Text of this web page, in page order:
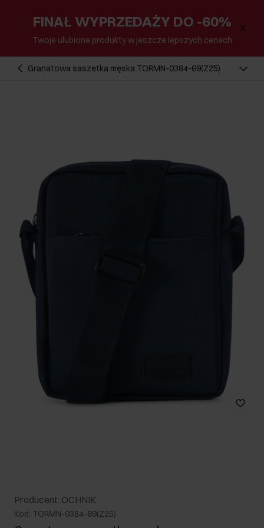
FINAŁ WYPRZEDAŻY DO -60%
Twoje ulubione produkty w jeszcze lepszych cenach
Granatowa saszetka męska TORMN-0384-69(Z25)
Producent: OCHNIK
Kod: TORMN-0384-69(Z25)